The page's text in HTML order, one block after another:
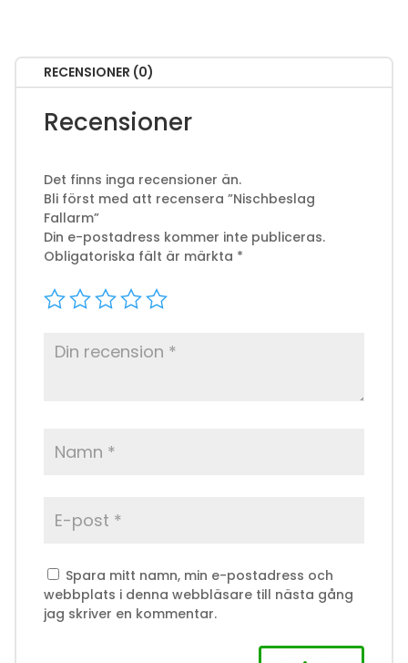
RECENSIONER (0)
Recensioner
Det finns inga recensioner än.
Bli först med att recensera ”Nischbeslag
Fallarm”
Din e-postadress kommer inte publiceras.
Obligatoriska fält är märkta *
Spara mitt namn, min e-postadress och
webbplats i denna webbläsare till nästa gång
jag skriver en kommentar.